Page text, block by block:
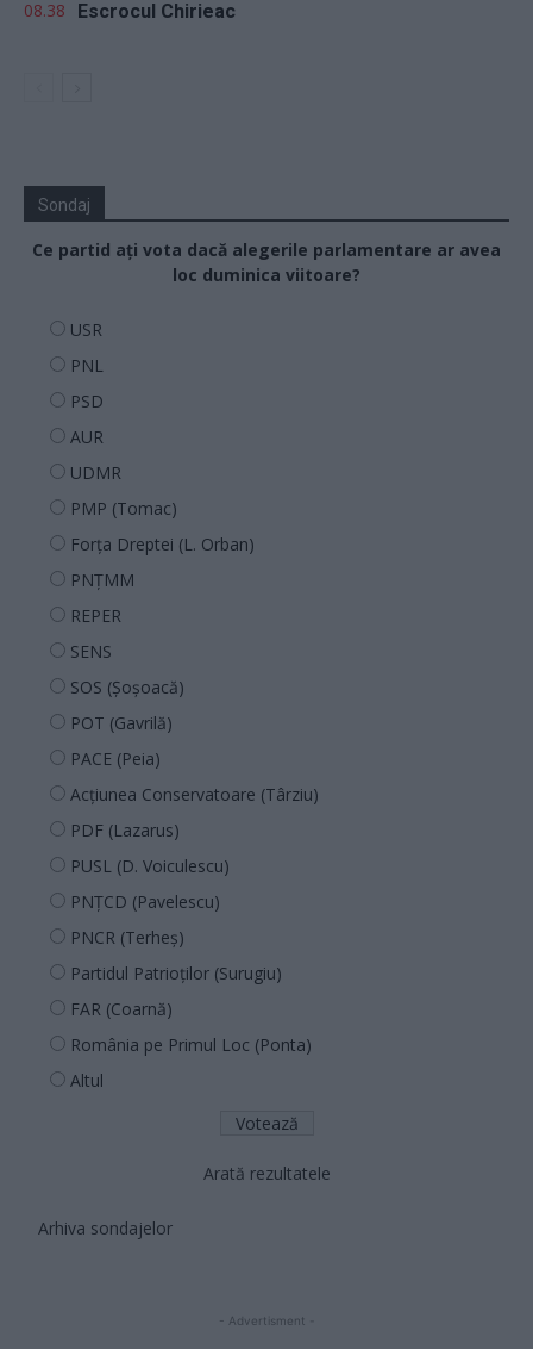
08.38 Escrocul Chirieac
Sondaj
Ce partid ați vota dacă alegerile parlamentare ar avea
loc duminica viitoare?
USR
PNL
PSD
AUR
UDMR
PMP (Tomac)
Forța Dreptei (L. Orban)
PNȚMM
REPER
SENS
SOS (Șoșoacă)
POT (Gavrilă)
PACE (Peia)
Acțiunea Conservatoare (Târziu)
PDF (Lazarus)
PUSL (D. Voiculescu)
PNȚCD (Pavelescu)
PNCR (Terheș)
Partidul Patrioților (Surugiu)
FAR (Coarnă)
România pe Primul Loc (Ponta)
Altul
Arată rezultatele
Arhiva sondajelor
- Advertisment -